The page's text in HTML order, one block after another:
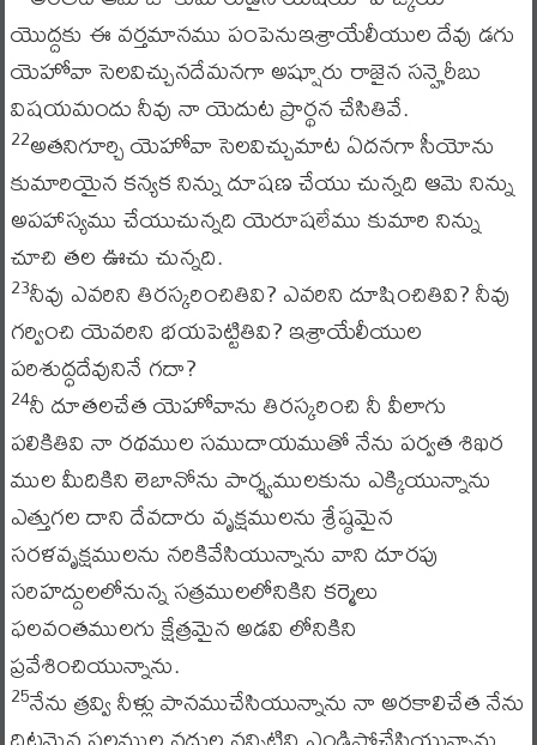
యొద్దకు ఈ వర్తమానము పంపెనుఇశ్రాయేలీయుల దేవు డగు
యెహోవా సెలవిచ్చునదేమనగా అష్షూరు రాజైన సన్హెరీబు
విషయమందు నీవు నా యెదుట ప్రార్థన చేసితివే.
22అతనిగూర్చి యెహోవా సెలవిచ్చుమాట ఏదనగా సీయోను
కుమారియైన కన్యక నిన్ను దూషణ చేయు చున్నది ఆమె నిన్ను
అపహాస్యము చేయుచున్నది యెరూషలేము కుమారి నిన్ను
చూచి తల ఊచు చున్నది.
23నీవు ఎవరిని తిరస్కరించితివి? ఎవరిని దూషించితివి? నీవు
గర్వించి యెవరిని భయపెట్టితివి? ఇశ్రాయేలీయుల
పరిశుద్ధదేవునినే గదా?
24నీ దూతలచేత యెహోవాను తిరస్కరించి నీ వీలాగు
పలికితివి నా రథముల సముదాయముతో నేను పర్వత శిఖర
ముల మీదికిని లెబానోను పార్శ్వములకును ఎక్కియున్నాను
ఎత్తుగల దాని దేవదారు వృక్షములను శ్రేష్ఠమైన
సరళవృక్షములను నరికివేసియున్నాను వాని దూరపు
సరిహద్దులలోనున్న సత్రములలోనికిని కర్మెలు
ఫలవంతములగు క్షేత్రమైన అడవి లోనికిని
ప్రవేశించియున్నాను.
25నేను త్రవ్వి నీళ్లు పానముచేసియున్నాను నా అరకాలిచేత నేను